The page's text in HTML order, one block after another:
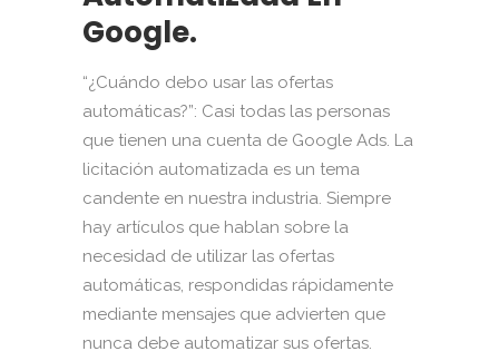
Google.
“¿Cuándo debo usar las ofertas
automáticas?”: Casi todas las personas
que tienen una cuenta de Google Ads. La
licitación automatizada es un tema
candente en nuestra industria. Siempre
hay artículos que hablan sobre la
necesidad de utilizar las ofertas
automáticas, respondidas rápidamente
mediante mensajes que advierten que
nunca debe automatizar sus ofertas.